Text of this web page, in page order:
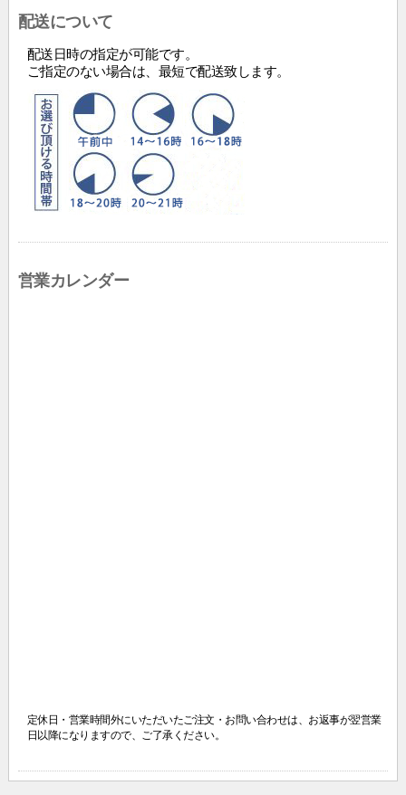
配送について
配送日時の指定が可能です。
ご指定のない場合は、最短で配送致します。
営業カレンダー
定休日・営業時間外にいただいたご注文・お問い合わせは、 お返事が翌営業
日以降になりますので、ご了承ください。